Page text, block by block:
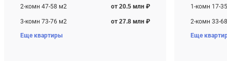
2-комн 47-58 м2 от 20.5 млн ₽
3-комн 73-76 м2 от 27.8 млн ₽
4-комн+ 97 м2
Еще квартиры
1-комн 17-
2-комн 33-
3-комн 58-
Еще